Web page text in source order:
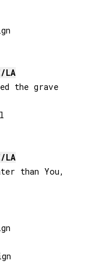
/LA
the grave
/LA
than You,